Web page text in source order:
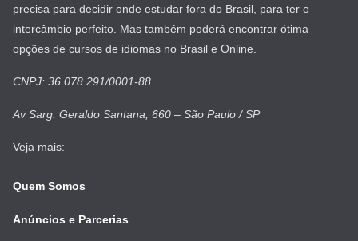
precisa para decidir onde estudar fora do Brasil, para ter o
intercâmbio perfeito. Mas também poderá encontrar ótima
opções de cursos de idiomas no Brasil e Online.
CNPJ: 36.078.291/0001-88
Av Sarg. Geraldo Santana, 660 – São Paulo / SP
Veja mais:
Quem Somos
Anúncios e Parcerias